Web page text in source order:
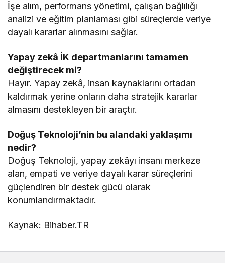
İşe alım, performans yönetimi, çalışan bağlılığı
analizi ve eğitim planlaması gibi süreçlerde veriye
dayalı kararlar alınmasını sağlar.
Yapay zekâ İK departmanlarını tamamen
değiştirecek mi?
Hayır. Yapay zekâ, insan kaynaklarını ortadan
kaldırmak yerine onların daha stratejik kararlar
almasını destekleyen bir araçtır.
Doğuş Teknoloji’nin bu alandaki yaklaşımı
nedir?
Doğuş Teknoloji, yapay zekâyı insanı merkeze
alan, empati ve veriye dayalı karar süreçlerini
güçlendiren bir destek gücü olarak
konumlandırmaktadır.
Kaynak: Bihaber.TR